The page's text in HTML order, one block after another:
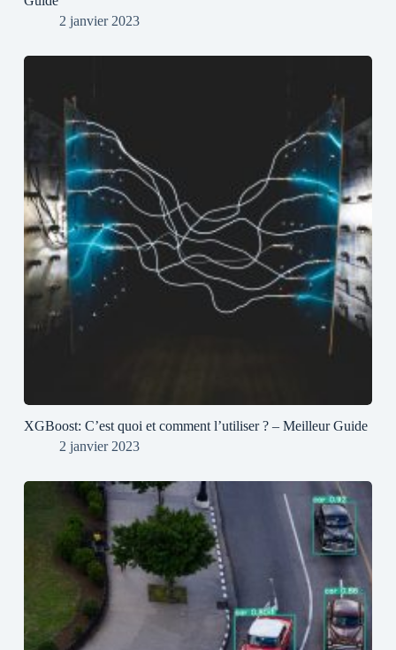
2 janvier 2023
XGBoost: C’est quoi et comment l’utiliser ? – Meilleur Guide
2 janvier 2023